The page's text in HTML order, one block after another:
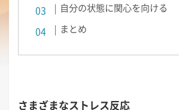
自分の状態に関心を向ける
まとめ
さまざまなストレス反応